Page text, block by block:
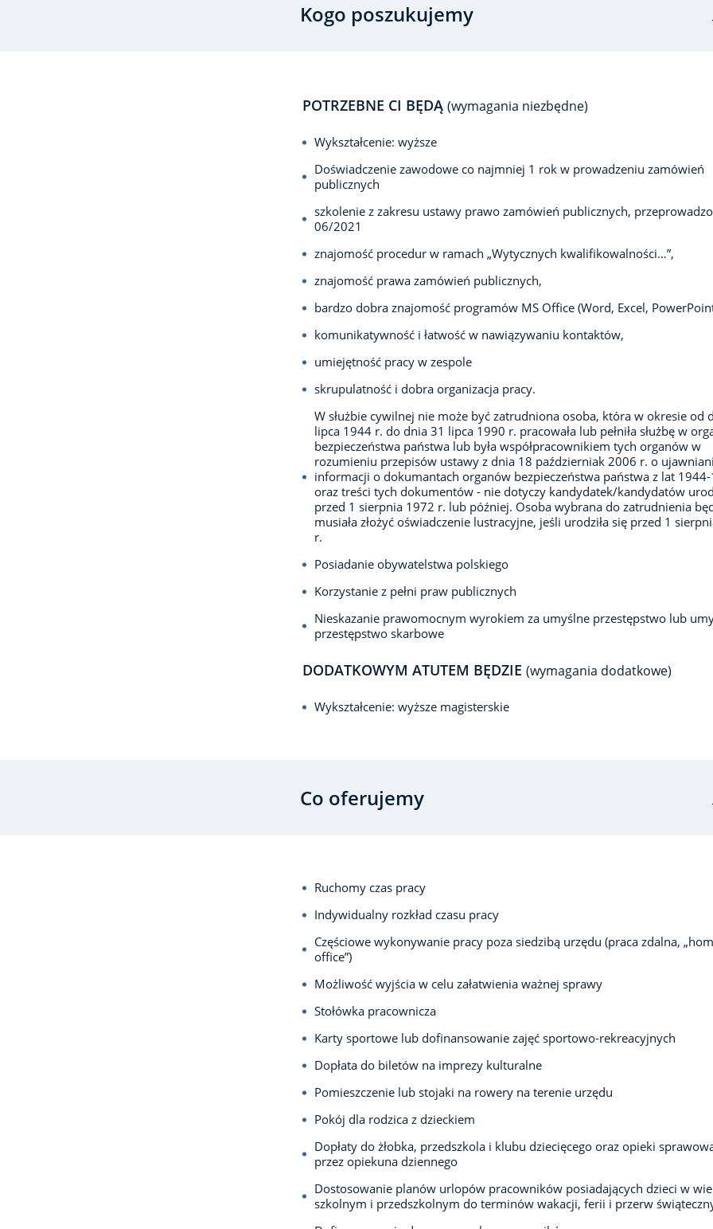
Kogo poszukujemy
POTRZEBNE CI BĘDĄ (wymagania niezbędne)
Wykształcenie: wyższe
Doświadczenie zawodowe co najmniej 1 rok w prowadzeniu zamówień
publicznych
szkolenie z zakresu ustawy prawo zamówień publicznych,
06/2021
znajomość procedur w ramach „Wytycznych kwalifikowalności…”,
znajomość prawa zamówień publicznych,
bardzo dobra znajomość programów MS Office (Word, Excel,
komunikatywność i łatwość w nawiązywaniu kontaktów,
umiejętność pracy w zespole
skrupulatność i dobra organizacja pracy.
W służbie cywilnej nie może być zatrudniona osoba, która w okresie od
lipca 1944 r. do dnia 31 lipca 1990 r. pracowała lub pełniła służbę w
bezpieczeństwa państwa lub była współpracownikiem tych organów w
rozumieniu przepisów ustawy z dnia 18 październiak 2006 r. o
informacji o dokumantach organów bezpieczeństwa państwa z lat
oraz treści tych dokumentów - nie dotyczy kandydatek/kandydatów
przed 1 sierpnia 1972 r. lub później. Osoba wybrana do zatrudnienia
musiała złożyć oświadczenie lustracyjne, jeśli urodziła się przed 1
r.
Posiadanie obywatelstwa polskiego
Korzystanie z pełni praw publicznych
Nieskazanie prawomocnym wyrokiem za umyślne przestępstwo lub
przestępstwo skarbowe
DODATKOWYM ATUTEM BĘDZIE (wymagania dodatkowe)
Wykształcenie: wyższe magisterskie
Co oferujemy
Ruchomy czas pracy
Indywidualny rozkład czasu pracy
Częściowe wykonywanie pracy poza siedzibą urzędu (praca zdalna,
office”)
Możliwość wyjścia w celu załatwienia ważnej sprawy
Stołówka pracownicza
Karty sportowe lub dofinansowanie zajęć sportowo-rekreacyjnych
Dopłata do biletów na imprezy kulturalne
Pomieszczenie lub stojaki na rowery na terenie urzędu
Pokój dla rodzica z dzieckiem
Dopłaty do żłobka, przedszkola i klubu dziecięcego oraz opieki
przez opiekuna dziennego
Dostosowanie planów urlopów pracowników posiadających dzieci w
szkolnym i przedszkolnym do terminów wakacji, ferii i przerw